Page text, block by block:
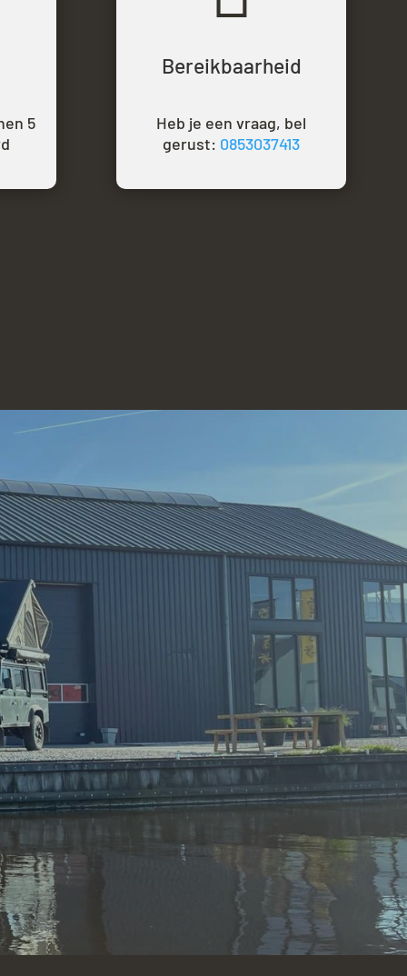
5
Bereikbaarheid
Heb je een vraag, bel
gerust: 0853037413